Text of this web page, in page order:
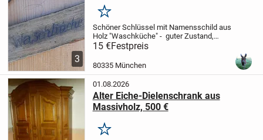
3
Merken
Schöner Schlüssel mit Namensschild aus
Holz "Waschküche" - guter Zustand,
Nichtraucherhaushalt, Besichtigung
erwünscht, Verkaufspreis 15 € - Versand
möglich (wird gut verpackt) 5 € -
15 €Festpreis
80335 München
01.08.2026
Alter Eiche-Dielenschrank aus
Massivholz, 500 €
Merken